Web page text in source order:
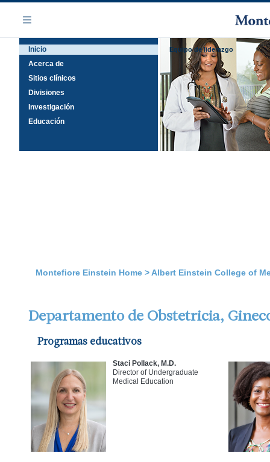
contenido
principal
Navegación
Menú
Inicio
Acerca de
Sitios clínicos
Divisiones
Investigación
Educación
Equipo de liderazgo
Montefiore Einstein Home > Albert Einstein College of
Departamento de Obstetricia,
Programas educativos
Staci Pollack, M.D.
Director of Undergraduate
Medical Education